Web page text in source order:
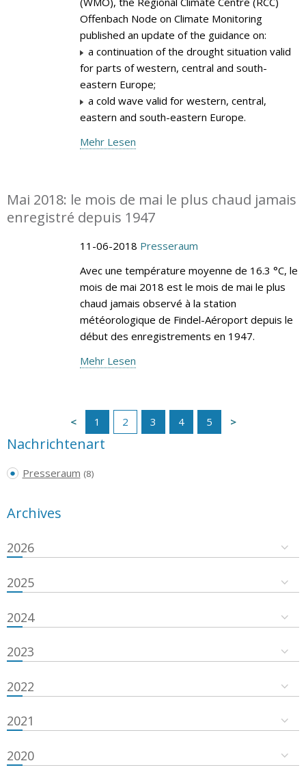
Offenbach Node on Climate Monitoring
published an update of the guidance on:
a continuation of the drought situation valid
for parts of western, central and south-
eastern Europe;
a cold wave valid for western, central,
eastern and south-eastern Europe.
Mehr Lesen
Mai 2018: le mois de mai le plus chaud jamais
enregistré depuis 1947
11-06-2018 Presseraum
Avec une température moyenne de 16.3 °C, le
mois de mai 2018 est le mois de mai le plus
chaud jamais observé à la station
météorologique de Findel-Aéroport depuis le
début des enregistrements en 1947.
Mehr Lesen
1 2 3 4 5
Nachrichtenart
Presseraum (8)
Archives
2026
2025
2024
2023
2022
2021
2020